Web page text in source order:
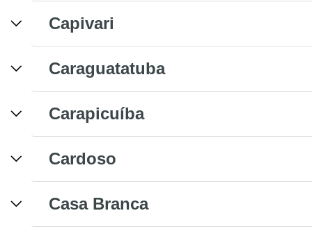
Capivari
Caraguatatuba
Carapicuíba
Cardoso
Casa Branca